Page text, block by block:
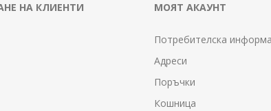
НА КЛИЕНТИ МОЯТ АКАУНТ
Потребителска
Адреси
Поръчки
Кошница